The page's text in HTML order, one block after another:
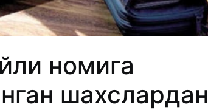
номига
шахслардан